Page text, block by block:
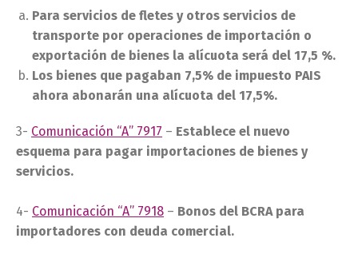
Para servicios de fletes y otros servicios de
transporte por operaciones de importación o
exportación de bienes la alícuota será del 17,5 %.
Los bienes que pagaban 7,5% de impuesto PAIS
ahora abonarán una alícuota del 17,5%.
3- Comunicación “A” 7917 – Establece el nuevo
esquema para pagar importaciones de bienes y
servicios.
4- Comunicación “A” 7918 – Bonos del BCRA para
importadores con deuda comercial.